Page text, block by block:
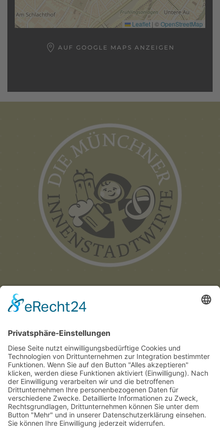
Leaflet | ©OpenStreetMap
AUF GOOGLE MAPS ANZEIGEN
Münchner
Innenstadtwirte e.V.
C/O CITYPARTNER MÜNCHEN
HERZOG-WILHELM-STRASSE 15
D-80331 MÜNCHEN
TEL. +49 (0) 89 122 280 780
INFO@INNENSTADTWIRTE.DE